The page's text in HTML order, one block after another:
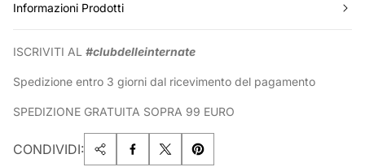
Informazioni Prodotti
ISCRIVITI AL #clubdelleinternate
Spedizione entro 3 giorni dal ricevimento del pagamento
SPEDIZIONE GRATUITA SOPRA 99 EURO
CONDIVIDI: